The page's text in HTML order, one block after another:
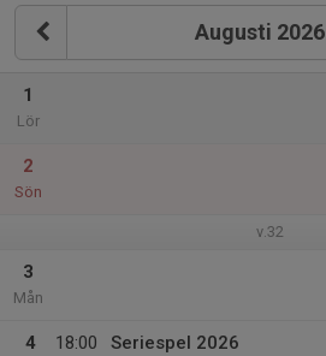
Augusti 2026
1
Lör
2
Sön
v.32
3
Mån
4
18:00
Seriespel 2026